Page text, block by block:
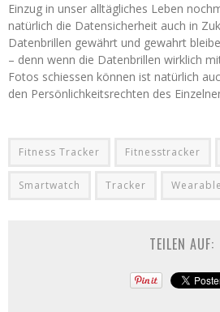
Einzug in unser alltägliches Leben
natürlich die Datensicherheit auch in
Datenbrillen gewährt und gewahrt
– denn wenn die Datenbrillen wirklich
Fotos schiessen können ist natürlich
den Persönlichkeitsrechten des
Fitness Tracker Fitnesstracker
Smartwatch Tracker Wearable
TEILEN AUF: